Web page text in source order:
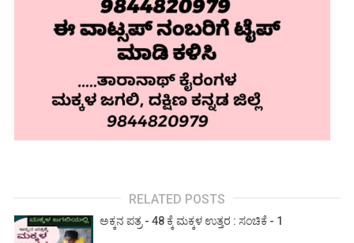
RELATED POSTS
ಅಕ್ಕನ ಪತ್ರ - 48 ಕ್ಕೆ ಮಕ್ಕಳ ಉತ್ತರ : ಸಂಚಿಕೆ - 1